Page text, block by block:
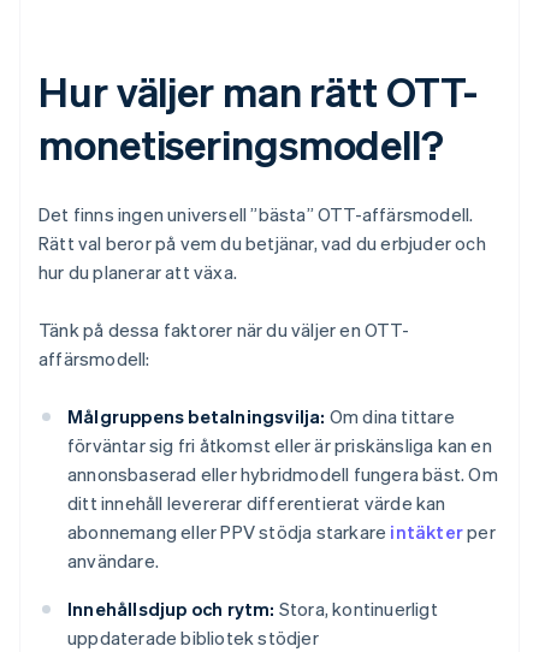
Hur väljer man rätt OTT-
monetiseringsmodell?
Det finns ingen universell ”bästa” OTT-affärsmodell.
Rätt val beror på vem du betjänar, vad du erbjuder och
hur du planerar att växa.
Tänk på dessa faktorer när du väljer en OTT-
affärsmodell:
Målgruppens betalningsvilja: Om dina tittare
förväntar sig fri åtkomst eller är priskänsliga kan en
annonsbaserad eller hybridmodell fungera bäst. Om
ditt innehåll levererar differentierat värde kan
abonnemang eller PPV stödja starkare intäkterper
användare.
Innehållsdjup och rytm: Stora, kontinuerligt
uppdaterade bibliotek stödjer